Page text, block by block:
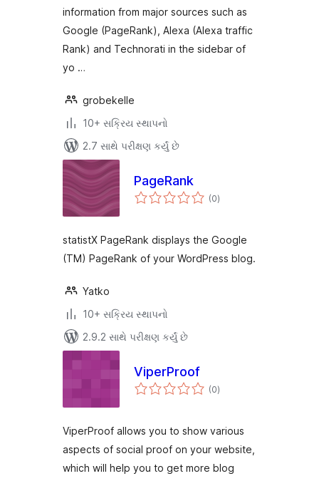
information from major sources such as
Google (PageRank), Alexa (Alexa traffic
Rank) and Technorati in the sidebar of
yo …
grobekelle
10+ સક્રિય સ્થાપનો
2.7 સાથે પરીક્ષણ કર્યું છે
PageRank
(0કુલ
રેટિંગ્સ
)
statistX PageRank displays the Google
(TM) PageRank of your WordPress blog.
Yatko
10+ સક્રિય સ્થાપનો
2.9.2 સાથે પરીક્ષણ કર્યું છે
ViperProof
(0કુલ
રેટિંગ્સ
)
ViperProof allows you to show various
aspects of social proof on your website,
which will help you to get more blog